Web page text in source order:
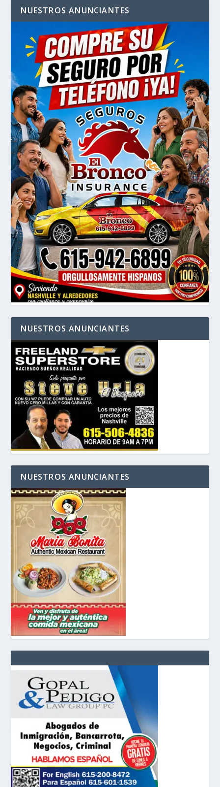
NUESTROS ANUNCIANTES
NUESTROS ANUNCIANTES
NUESTROS ANUNCIANTES